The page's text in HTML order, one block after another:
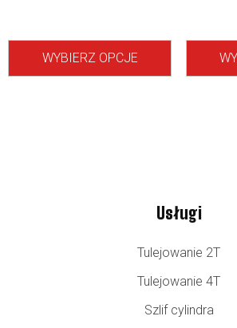
WYBIERZ OPCJE
Usługi
Tulejowanie 2T
Tulejowanie 4T
Szlif cylindra